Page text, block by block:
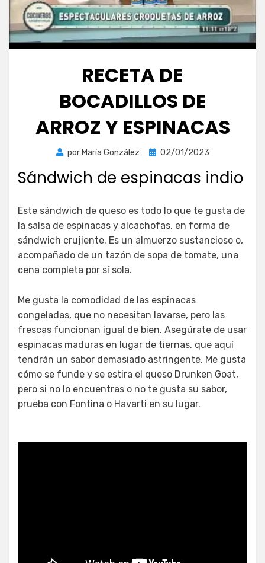
RECETA DE
BOCADILLOS DE
ARROZ Y ESPINACAS
por María González
Publicada
02/01/2023
Sándwich de espinacas indio
Este sándwich de queso es todo lo que te gusta de
la salsa de espinacas y alcachofas, en forma de
sándwich crujiente. Es un almuerzo sustancioso o,
acompañado de un tazón de sopa de tomate, una
cena completa por sí sola.
Me gusta la comodidad de las espinacas
congeladas, que no necesitan lavarse, pero las
frescas funcionan igual de bien. Asegúrate de usar
espinacas maduras en lugar de tiernas, que aquí
tendrán un sabor demasiado astringente. Me gusta
cómo se funde y se estira el queso Drunken Goat,
pero si no lo encuentras o no te gusta su sabor,
prueba con Fontina o Havarti en su lugar.